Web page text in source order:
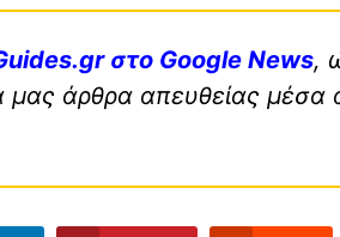
στο Google News,
άρθρα απευθείας μέσα